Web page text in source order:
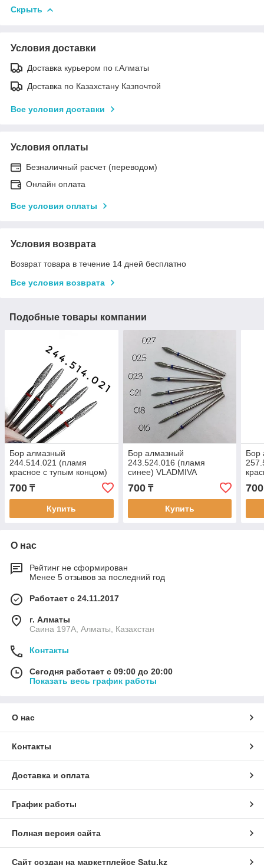
Скрыть
Условия доставки
Доставка курьером по г.Алматы
Доставка по Казахстану Казпочтой
Все условия доставки
Условия оплаты
Безналичный расчет (переводом)
Онлайн оплата
Все условия оплаты
Условия возврата
Возврат товара в течение 14 дней бесплатно
Все условия возврата
Подобные товары компании
Бор алмазный
244.514.021 (пламя
красное с тупым концом)
VLADMIVA
700 ₸
Купить
Бор алмазный
243.524.016 (пламя
синее) VLADMIVA
700₸
Купить
Бор
700
О нас
Рейтинг не сформирован
Менее 5 отзывов за последний год
Работает с 24.11.2017
г. Алматы
Саина 197А, Алматы, Казахстан
Контакты
Сегодня работает с 09:00 до 20:00
Показать весь график работы
О нас
Контакты
Доставка и оплата
График работы
Полная версия сайта
Сайт создан на маркетплейсе Satu.kz